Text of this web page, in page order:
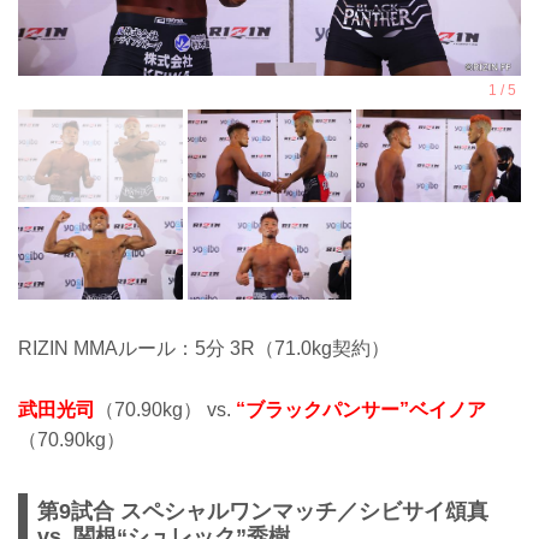
RIZIN MMAルール：5分 3R（71.0kg契約）
武田光司 （70.90kg） vs. “ブラックパンサー”ベイノア
（70.90kg）
第9試合 スペシャルワンマッチ／シビサイ頌真